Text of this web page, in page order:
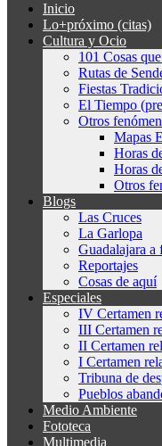
Inicio
Lo+próximo (citas)
Cultura y Ocio
101 Cosas
Rutas de
Fiestas
El Tiempo
Otros
Mapas
Horas
Horas
Otros
Blogs
Las Cruces
La Garlopa
Guadalajara a
Reportajes
Cosas de aquí
Especiales
IV Certamen
III Certamen
II Certamen
I Certamen
Tribuna de
Pueblos
Medio Ambiente
Fototeca
Multimedia